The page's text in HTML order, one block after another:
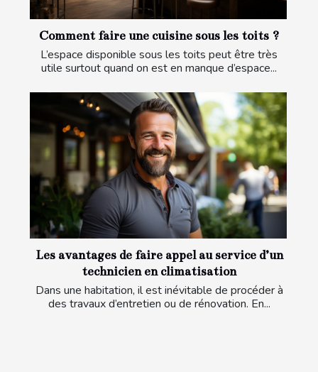
Comment faire une cuisine sous les toits ?
L’espace disponible sous les toits peut être très
utile surtout quand on est en manque d’espace...
Les avantages de faire appel au service d’un
technicien en climatisation
Dans une habitation, il est inévitable de procéder à
des travaux d’entretien ou de rénovation. En...